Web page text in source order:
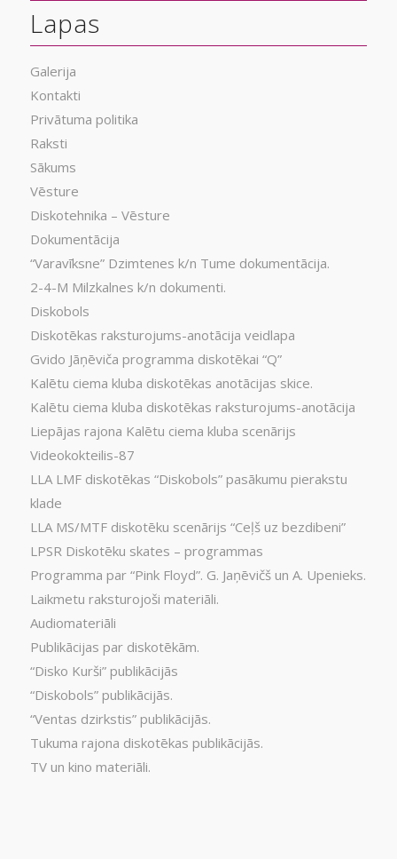
Lapas
Galerija
Kontakti
Privātuma politika
Raksti
Sākums
Vēsture
Diskotehnika – Vēsture
Dokumentācija
“Varavīksne” Dzimtenes k/n Tume dokumentācija.
2-4-M Milzkalnes k/n dokumenti.
Diskobols
Diskotēkas raksturojums-anotācija veidlapa
Gvido Jāņēviča programma diskotēkai “Q”
Kalētu ciema kluba diskotēkas anotācijas skice.
Kalētu ciema kluba diskotēkas raksturojums-anotācija
Liepājas rajona Kalētu ciema kluba scenārijs
Videokokteilis-87
LLA LMF diskotēkas “Diskobols” pasākumu pierakstu
klade
LLA MS/MTF diskotēku scenārijs “Ceļš uz bezdibeni”
LPSR Diskotēku skates – programmas
Programma par “Pink Floyd”. G. Jaņēvičš un A. Upenieks.
Laikmetu raksturojoši materiāli.
Audiomateriāli
Publikācijas par diskotēkām.
“Disko Kurši” publikācijās
“Diskobols” publikācijās.
“Ventas dzirkstis” publikācijās.
Tukuma rajona diskotēkas publikācijās.
TV un kino materiāli.